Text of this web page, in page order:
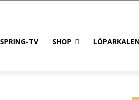
SPRING-TV SHOP